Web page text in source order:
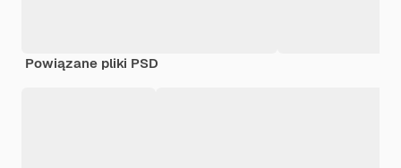
Powiązane pliki PSD